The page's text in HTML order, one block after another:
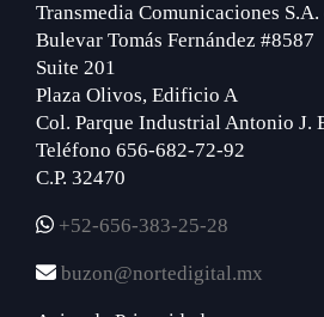
Transmedia Comunicaciones S.A.
Bulevar Tomás Fernández #8587
Suite 201
Plaza Olivos, Edificio A
Col. Parque Industrial Antonio J.
Teléfono 656-682-72-92
C.P. 32470
+52-656-383-25-28
buzon@nortedigital.mx